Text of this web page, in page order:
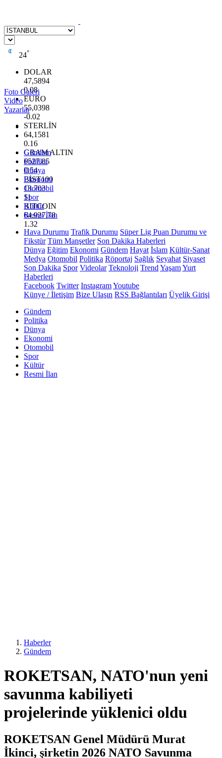
24°
DOLAR
47,5894
0.08
EURO
55,0398
-0.02
STERLİN
64,1581
0.16
GRAM ALTIN
6527.85
0.54
BİST100
13.703
11
BITCOIN
64.927,78
1.32
Foto Galeri
Video
Yazarlar
Gündem
Politika
Dünya
Ekonomi
Otomobil
Spor
Kültür
Resmi İlan
Hava Durumu Trafik Durumu Süper Lig Puan Durumu ve
Fikstür Tüm Manşetler Son Dakika Haberleri
Dünya Eğitim Ekonomi Gündem Hayat İslam Kültür-Sanat
Medya Otomobil Politika Röportaj Sağlık Seyahat Siyaset
Son Dakika Spor Videolar Teknoloji Trend YaşamYurt
Haberleri
Facebook Twitter InstagramYoutube
Künye / İletişim Bize Ulaşın RSS Bağlantıları Üyelik Girişi
Gündem
Politika
Dünya
Ekonomi
Otomobil
Spor
Kültür
Resmi İlan
Haberler
Gündem
ROKETSAN, NATO'nun yeni
savunma kabiliyeti
projelerinde yüklenici oldu
ROKETSAN Genel Müdürü Murat
İkinci, şirketin 2026 NATO Savunma